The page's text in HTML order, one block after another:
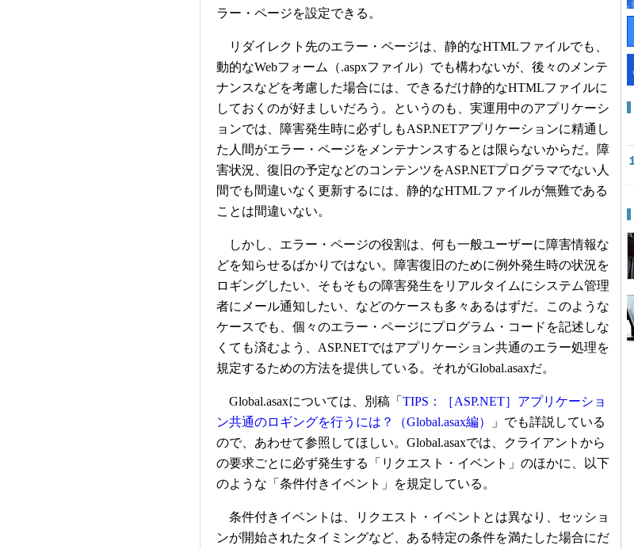
ラー・ページを設定できる。
リダイレクト先のエラー・ページは、静的なHTMLファイルでも、
動的なWebフォーム（.aspxファイル）でも構わないが、後々のメンテ
ナンスなどを考慮した場合には、できるだけ静的なHTMLファイルに
しておくのが好ましいだろう。というのも、実運用中のアプリケーシ
ョンでは、障害発生時に必ずしもASP.NETアプリケーションに精通し
た人間がエラー・ページをメンテナンスするとは限らないからだ。障
害状況、復旧の予定などのコンテンツをASP.NETプログラマでない人
間でも間違いなく更新するには、静的なHTMLファイルが無難である
ことは間違いない。
しかし、エラー・ページの役割は、何も一般ユーザーに障害情報な
どを知らせるばかりではない。障害復旧のために例外発生時の状況を
ロギングしたい、そもそもの障害発生をリアルタイムにシステム管理
者にメール通知したい、などのケースも多々あるはずだ。このような
ケースでも、個々のエラー・ページにプログラム・コードを記述しな
くても済むよう、ASP.NETではアプリケーション共通のエラー処理を
規定するための方法を提供している。それがGlobal.asaxだ。
Global.asaxについては、別稿「 TIPS：［ASP.NET］アプリケーショ
ン共通のロギングを行うには？（Global.asax編）
」でも詳説している
ので、あわせて参照してほしい。Global.asaxでは、クライアントから
の要求ごとに必ず発生する「リクエスト・イベント」のほかに、以下
のような「条件付きイベント」を規定している。
条件付きイベントは、リクエスト・イベントとは異なり、セッショ
ンが開始されたタイミングなど、ある特定の条件を満たした場合にだ